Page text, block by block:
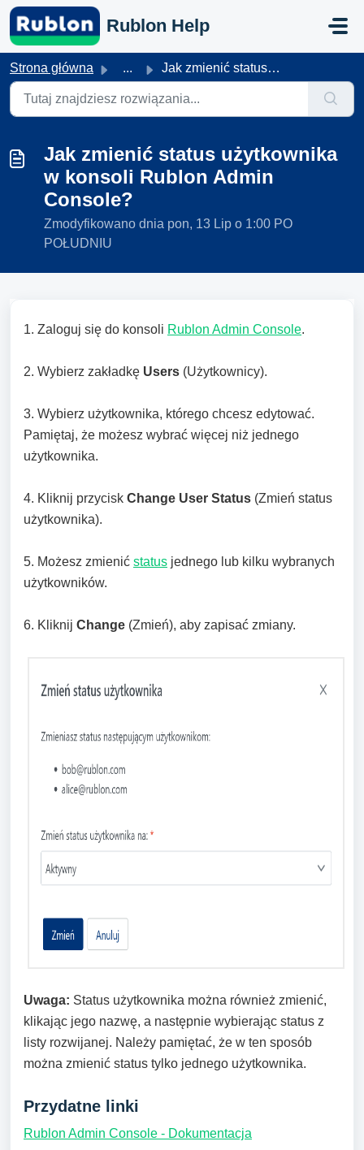
Przejdź do głównej treści
Rublon Help
Strona główna ... Jak zmienić status użytkownika w konsoli Rublon Admin Con...
Jak zmienić status użytkownika
w konsoli Rublon Admin
Console?
Zmodyfikowano dnia pon, 13 Lip o 1:00 PO
POŁUDNIU
1. Zaloguj się do konsoli Rublon Admin Console.
2. Wybierz zakładkę Users (Użytkownicy).
3. Wybierz użytkownika, którego chcesz edytować.
Pamiętaj, że możesz wybrać więcej niż jednego
użytkownika.
4. Kliknij przycisk Change User Status (Zmień status
użytkownika).
5. Możesz zmienić status jednego lub kilku wybranych
użytkowników.
6. Kliknij Change (Zmień), aby zapisać zmiany.
Uwaga: Status użytkownika można również zmienić,
klikając jego nazwę, a następnie wybierając status z
listy rozwijanej. Należy pamiętać, że w ten sposób
można zmienić status tylko jednego użytkownika.
Przydatne linki
Rublon Admin Console - Dokumentacja